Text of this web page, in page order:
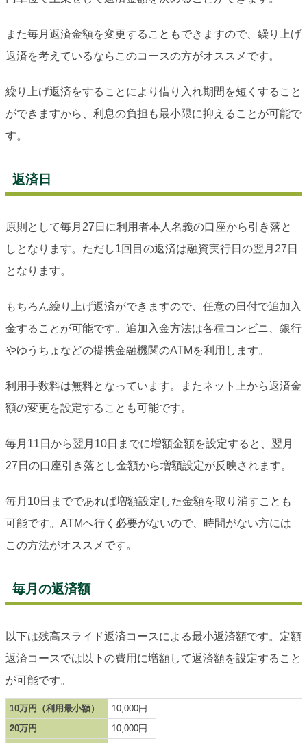
また毎月返済金額を変更することもできますので、繰り上げ
返済を考えているならこのコースの方がオススメです。
繰り上げ返済をすることにより借り入れ期間を短くすること
ができますから、利息の負担も最小限に抑えることが可能で
す。
返済日
原則として毎月27日に利用者本人名義の口座から引き落と
しとなります。ただし1回目の返済は融資実行日の翌月27日
となります。
もちろん繰り上げ返済ができますので、任意の日付で追加入
金することが可能です。追加入金方法は各種コンビニ、銀行
やゆうちょなどの提携金融機関のATMを利用します。
利用手数料は無料となっています。またネット上から返済金
額の変更を設定することも可能です。
毎月11日から翌月10日までに増額金額を設定すると、翌月
27日の口座引き落とし金額から増額設定が反映されます。
毎月10日までであれば増額設定した金額を取り消すことも
可能です。ATMへ行く必要がないので、時間がない方には
この方法がオススメです。
毎月の返済額
以下は残高スライド返済コースによる最小返済額です。定額
返済コースでは以下の費用に増額して返済額を設定すること
が可能です。
10万円（利用最小額）
10,000円
20万円
10,000円